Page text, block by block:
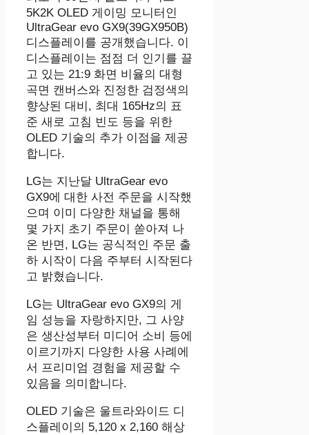
5K2K OLED 게이밍 모니터인
UltraGear evo GX9(39GX950B)
디스플레이를 공개했습니다. 이
디스플레이는 점점 더 인기를 끌
고 있는 21:9 화면 비율의 대형
곡면 캔버스와 진정한 검정색의
향상된 대비, 최대 165Hz의 표
준 새로 고침 빈도 등을 위한
OLED 기술의 추가 이점을 제공
합니다.
LG는 지난달 UltraGear evo
GX9에 대한 사전 주문을 시작했
으며 이미 다양한 채널을 통해
몇 가지 초기 주문이 쏟아져 나
온 반면, LG는 공식적인 주문 출
하 시작이 다음 주부터 시작된다
고 밝혔습니다.
LG는 UltraGear evo GX9의 게
임 성능을 자랑하지만, 그 사양
은 생산성부터 미디어 소비 등에
이르기까지 다양한 사용 사례에
서 프리미엄 경험을 제공할 수
있음을 의미합니다.
OLED 기술은 울트라와이드 디
스플레이의 5,120 x 2,160 해상